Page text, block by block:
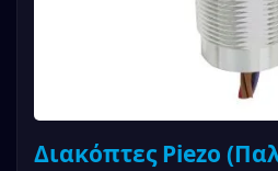
Διακόπτες Piezo